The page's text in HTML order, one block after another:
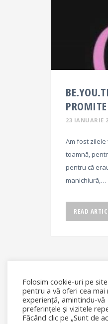
23 IANUARIE
Am fost zilele
toamnă,
pentru că
manichiură,…
READ
Folosim cookie-uri pe
pentru a vă oferi cea mai
experiență, amintindu-vă
preferințele și vizitele
Făcând clic pe „Sunt de